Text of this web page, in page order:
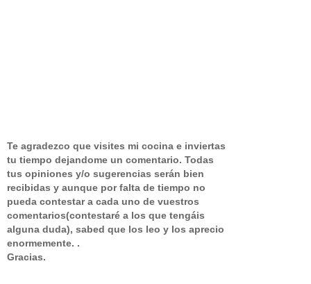
Te agradezco que visites mi cocina e inviertas
tu tiempo dejandome un comentario. Todas
tus opiniones y/o sugerencias serán bien
recibidas y aunque por falta de tiempo no
pueda contestar a cada uno de vuestros
comentarios(contestaré a los que tengáis
alguna duda), sabed que los leo y los aprecio
enormemente. .
Gracias.